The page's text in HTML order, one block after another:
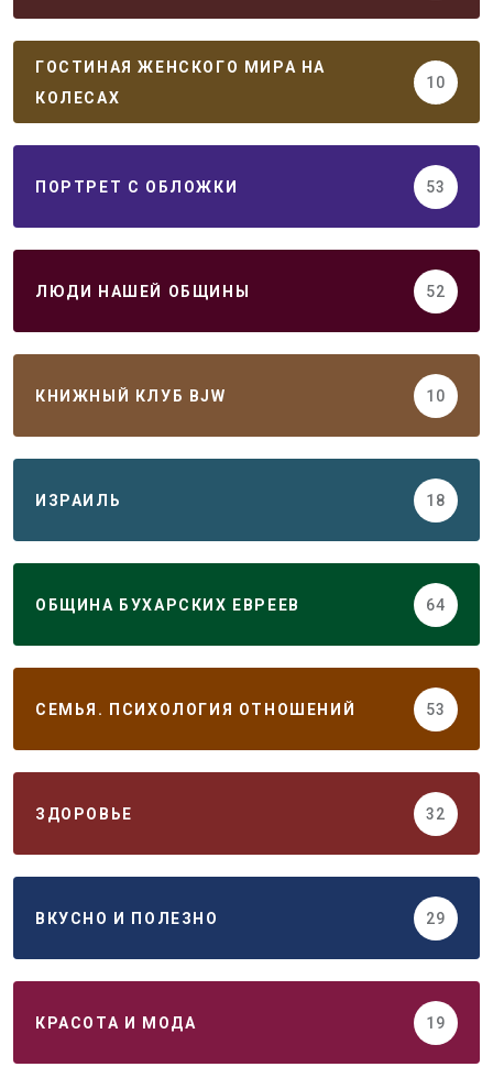
ГОСТИНАЯ ЖЕНСКОГО МИРА НА
КОЛЕСАХ
10
ПОРТРЕТ С ОБЛОЖКИ 53
ЛЮДИ НАШЕЙ ОБЩИНЫ 52
КНИЖНЫЙ КЛУБ BJW 10
ИЗРАИЛЬ 18
ОБЩИНА БУХАРСКИХ ЕВРЕЕВ 64
СЕМЬЯ. ПСИХОЛОГИЯ ОТНОШЕНИЙ 53
ЗДОРОВЬЕ 32
ВКУСНО И ПОЛЕЗНО 29
КРАСОТА И МОДА 19